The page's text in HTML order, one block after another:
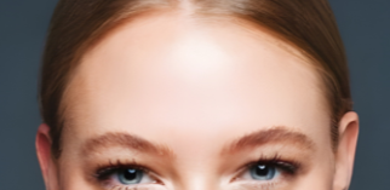
Túlzott izzadás kezelése
Orvosi kozmetikai kezelések
Orvosi kozmetikai termékek